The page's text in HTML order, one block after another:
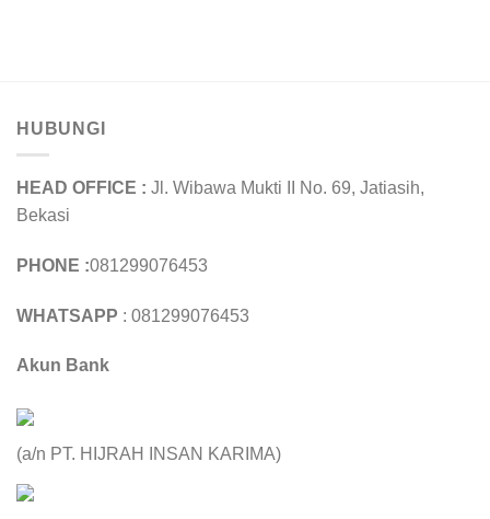
HUBUNGI
HEAD OFFICE : Jl. Wibawa Mukti II No. 69, Jatiasih,
Bekasi
PHONE :081299076453
WHATSAPP : 081299076453
Akun Bank
(a/n PT. HIJRAH INSAN KARIMA)